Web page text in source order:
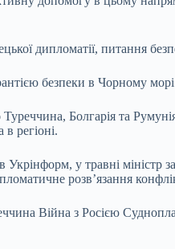
дипломатії, питання
безпеки в Чорному
Болгарія та
регіоні.
Укрінформ, у травні
розв’язання
Війна з Росією